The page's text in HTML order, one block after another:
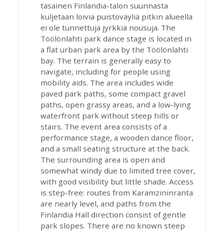
tasainen Finlandia-talon suunnasta
kuljetaan loivia puistoväyliä pitkin alueella
ei ole tunnettuja jyrkkiä nousuja. The
Töölönlahti park dance stage is located in
a flat urban park area by the Töölönlahti
bay. The terrain is generally easy to
navigate, including for people using
mobility aids. The area includes wide
paved park paths, some compact gravel
paths, open grassy areas, and a low-lying
waterfront park without steep hills or
stairs. The event area consists of a
performance stage, a wooden dance floor,
and a small seating structure at the back.
The surrounding area is open and
somewhat windy due to limited tree cover,
with good visibility but little shade. Access
is step-free: routes from Karamzininranta
are nearly level, and paths from the
Finlandia Hall direction consist of gentle
park slopes. There are no known steep